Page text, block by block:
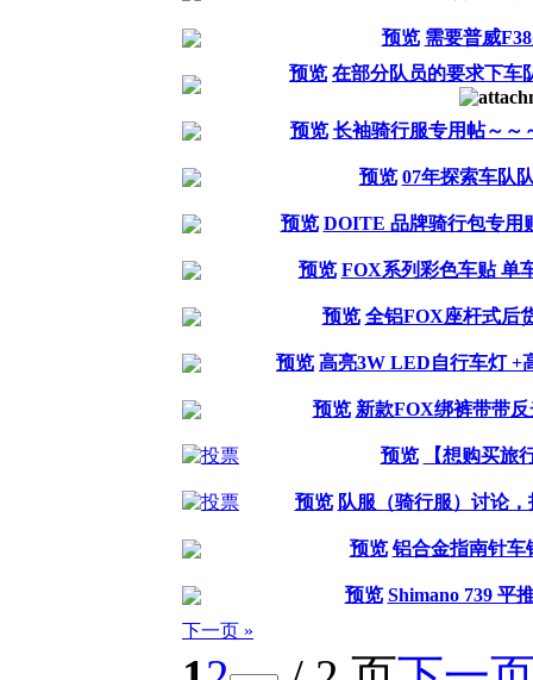
预览 需要普威
预览 在部分队员的要求下车
预览 长袖骑行服专用帖～～
预览 07年探索车队
预览 DOITE 品牌骑行包专用
预览 FOX系列彩色车贴 单
预览 全铝FOX座杆式后
预览 高亮3W LED自行车灯 +
预览 新款FOX绑裤带带反
预览 【想购买旅
预览 队服（骑行服）讨论
预览 铝合金指南针车
预览 Shimano 739 平
下一页 »